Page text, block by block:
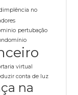
no
pertubação
virtual
conta de luz
na